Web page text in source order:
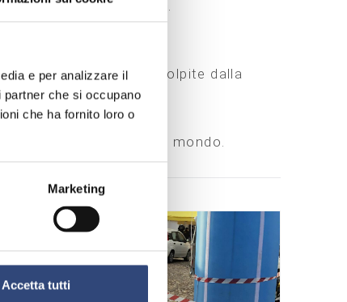
e per analizzare il
che si occupano
che ha fornito loro o
Marketing
Accetta tutti
2° Raggruppamento.
e Codogno, le prime colpite dalla
auto storiche di tutto il mondo.